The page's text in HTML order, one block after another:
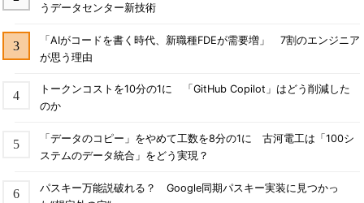
うデータセンター新技術
「AIがコードを書く時代、新職種FDEが需要増」 7割のエンジニア
が思う理由
トークンコストを10分の1に 「GitHub Copilot」はどう削減した
のか
「データのコピー」をやめて工数を8分の1に 古河電工は「100シ
ステムのデータ統合」をどう実現？
パスキー万能説破れる？ Google同期パスキー実装に見つかっ